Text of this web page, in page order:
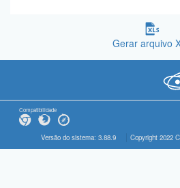
Gerar arquivo
Compatibilidade
Versão do sistema: 3.88.9 Copyright 2022